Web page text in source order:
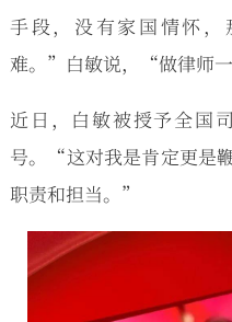
手段，没有家国情怀
难。”白敏说，“做律师
近日，白敏被授予全国
号。“这对我是肯定更是
职责和担当。”